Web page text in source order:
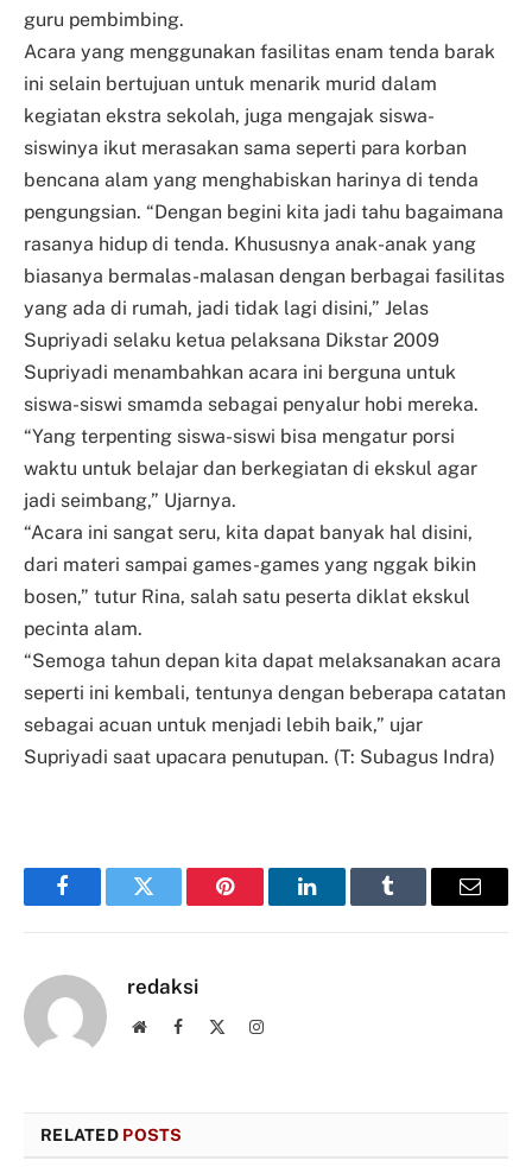
guru pembimbing.
Acara yang menggunakan fasilitas enam tenda barak
ini selain bertujuan untuk menarik murid dalam
kegiatan ekstra sekolah, juga mengajak siswa-
siswinya ikut merasakan sama seperti para korban
bencana alam yang menghabiskan harinya di tenda
pengungsian. “Dengan begini kita jadi tahu bagaimana
rasanya hidup di tenda. Khususnya anak-anak yang
biasanya bermalas-malasan dengan berbagai fasilitas
yang ada di rumah, jadi tidak lagi disini,” Jelas
Supriyadi selaku ketua pelaksana Dikstar 2009
Supriyadi menambahkan acara ini berguna untuk
siswa-siswi smamda sebagai penyalur hobi mereka.
“Yang terpenting siswa-siswi bisa mengatur porsi
waktu untuk belajar dan berkegiatan di ekskul agar
jadi seimbang,” Ujarnya.
“Acara ini sangat seru, kita dapat banyak hal disini,
dari materi sampai games-games yang nggak bikin
bosen,” tutur Rina, salah satu peserta diklat ekskul
pecinta alam.
“Semoga tahun depan kita dapat melaksanakan acara
seperti ini kembali, tentunya dengan beberapa catatan
sebagai acuan untuk menjadi lebih baik,” ujar
Supriyadi saat upacara penutupan. (T: Subagus Indra)
FacebookTwitter Pinterest LinkedInTumblr Email
redaksi
WebsiteFacebook Instagram
RELATED POSTS